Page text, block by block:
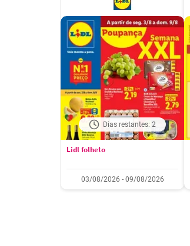
Dias restantes: 2
Lidl folheto
03/08/2026 - 09/08/2026